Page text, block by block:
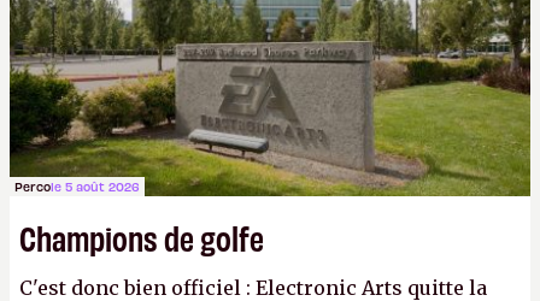
Gabe Newell aussi facilement.P.
Percole 5 août 2026
Champions de golfe
C'est donc bien officiel : Electronic Arts quitte la